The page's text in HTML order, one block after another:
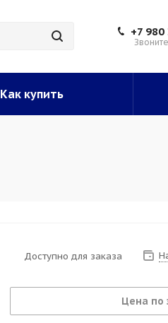
+7
Как купить
Доступно для заказа
Цена по